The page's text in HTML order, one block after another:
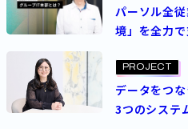
グループ社員の“はたら
グループ共通経費精算シ
パーソルホールディングス
パーソル全
境」を全力
PROJECT
データをつ
3つのシステ